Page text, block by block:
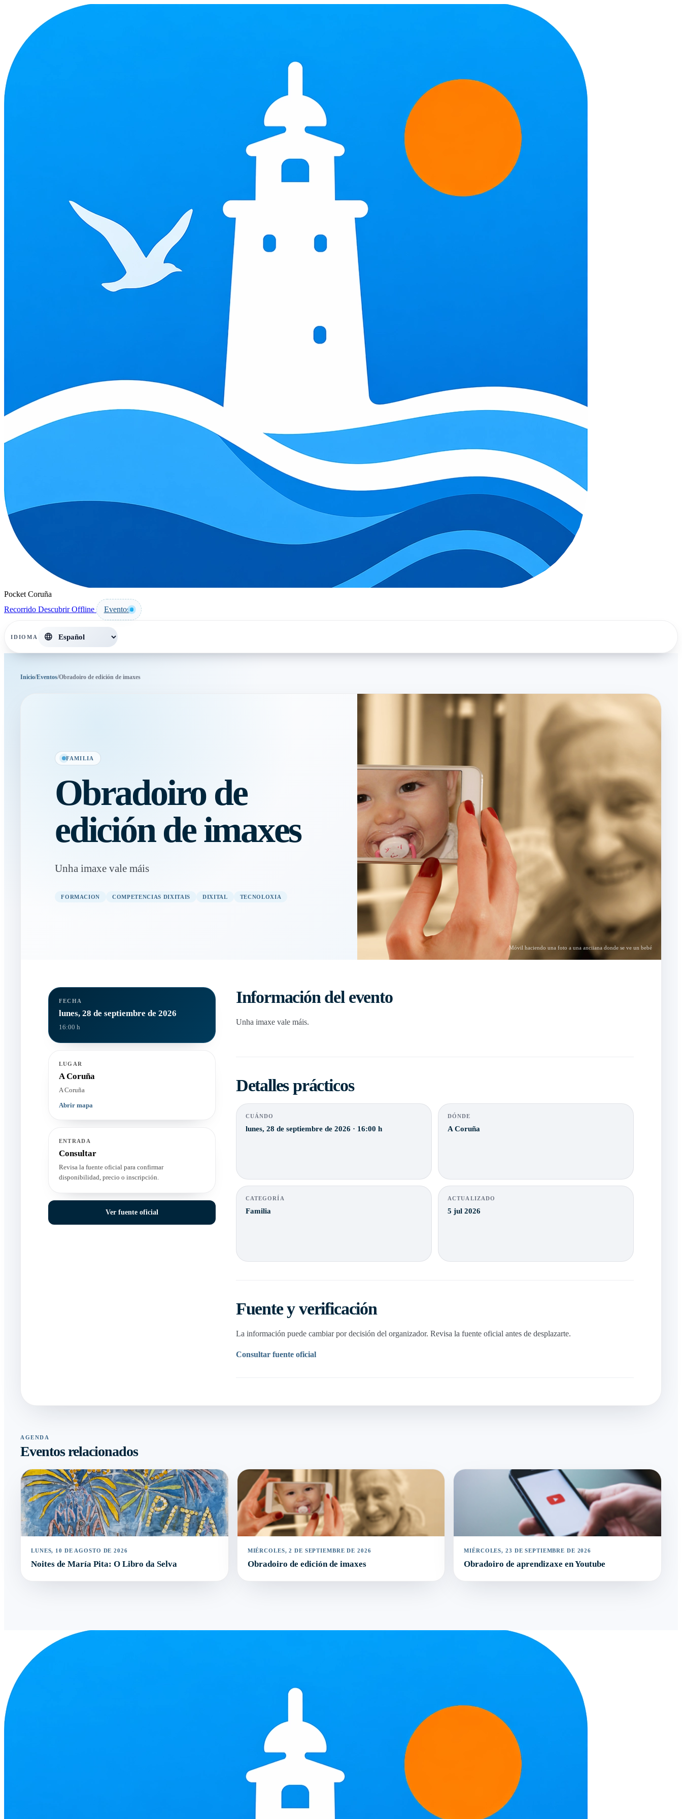
Pocket Coruña
Recorrido DescubrirOffline Eventos
IDIOMA language
Inicio/Eventos/Obradoiro de edición de imaxes
FAMILIA
Obradoiro de
edición de imaxes
Unha imaxe vale máis
FORMACION COMPETENCIAS DIXITAIS DIXITAL TECNOLOXIA
Móvil haciendo una foto a una anciiana donde se ve un bebé
FECHA
lunes, 28 de septiembre de 2026
16:00 h
LUGAR
A Coruña
A Coruña
Abrir mapa
ENTRADA
Consultar
Revisa la fuente oficial para confirmar
disponibilidad, precio o inscripción.
Ver fuente oficial
Información del evento
Unha imaxe vale máis.
Detalles prácticos
CUÁNDO
lunes, 28 de septiembre de 2026 · 16:00 h
DÓNDE
A Coruña
CATEGORÍA
Familia
ACTUALIZADO
5 jul 2026
Fuente y verificación
La información puede cambiar por decisión del organizador. Revisa la fuente oficial antes de desplazarte.
Consultar fuente oficial
AGENDA
Eventos relacionados
LUNES, 10 DE AGOSTO DE 2026
Noites de María Pita: O Libro da Selva
MIÉRCOLES, 2 DE SEPTIEMBRE DE 2026
Obradoiro de edición de imaxes
MIÉRCOLES, 23 DE SEPTIEMBRE DE 2026
Obradoiro de aprendizaxe en Youtube